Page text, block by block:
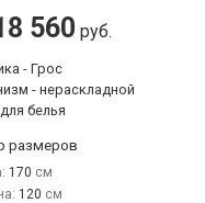
560 руб.
- Грос
- нераскладной
белья
размеров
170
120